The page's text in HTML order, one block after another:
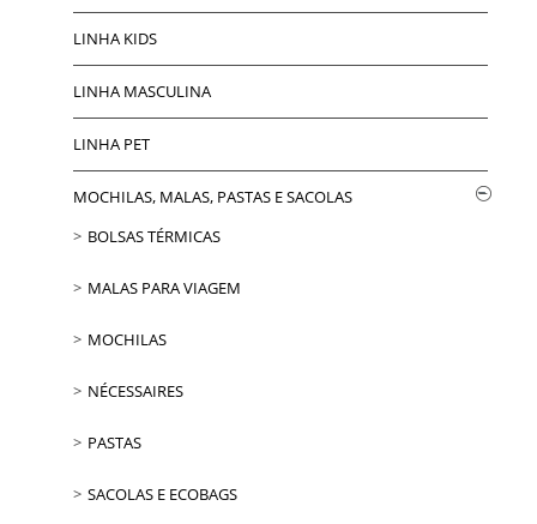
LINHA KIDS
LINHA MASCULINA
LINHA PET
MOCHILAS, MALAS, PASTAS E SACOLAS
BOLSAS TÉRMICAS
MALAS PARA VIAGEM
MOCHILAS
NÉCESSAIRES
PASTAS
SACOLAS E ECOBAGS